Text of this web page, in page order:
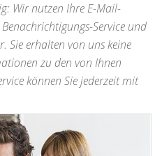
Wir nutzen Ihre E-Mail-
Service und
Sie erhalten von uns keine
zu den von Ihnen
können Sie jederzeit mit